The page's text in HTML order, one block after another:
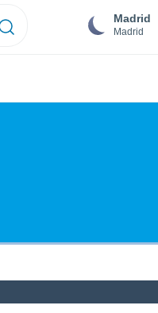
Madrid
Madrid